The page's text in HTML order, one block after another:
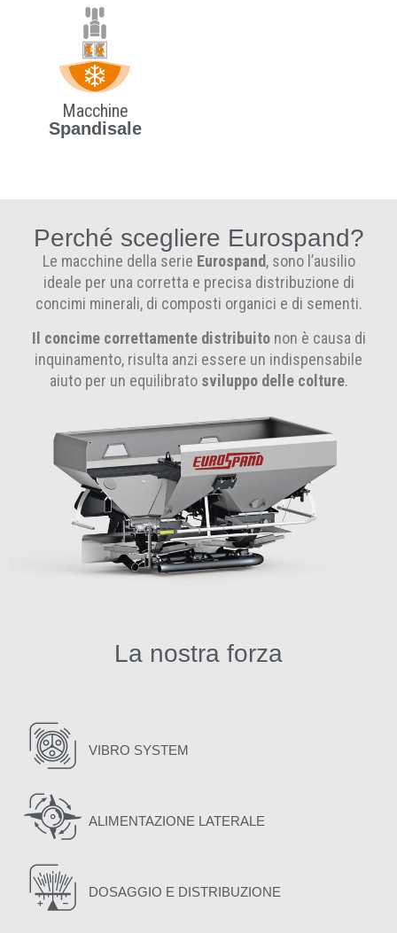
Macchine
Spandisale
Perché scegliere Eurospand?
Le macchine della serie Eurospand, sono l’ausilio
ideale per una corretta e precisa distribuzione di
concimi minerali, di composti organici e di sementi.
Il concime correttamente distribuito non è causa di
inquinamento, risulta anzi essere un indispensabile
aiuto per un equilibrato sviluppo delle colture.
La nostra forza
VIBRO SYSTEM
ALIMENTAZIONE LATERALE
DOSAGGIO E DISTRIBUZIONE